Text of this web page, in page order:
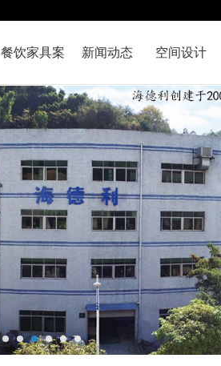
餐饮家具案
例
新闻动态 空间设计